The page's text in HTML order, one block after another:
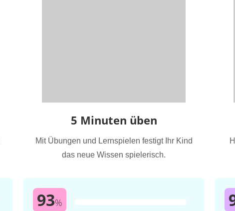
5 Minuten üben
Mit Übungen und Lernspielen festigt Ihr Kind
das neue Wissen spielerisch.
93%